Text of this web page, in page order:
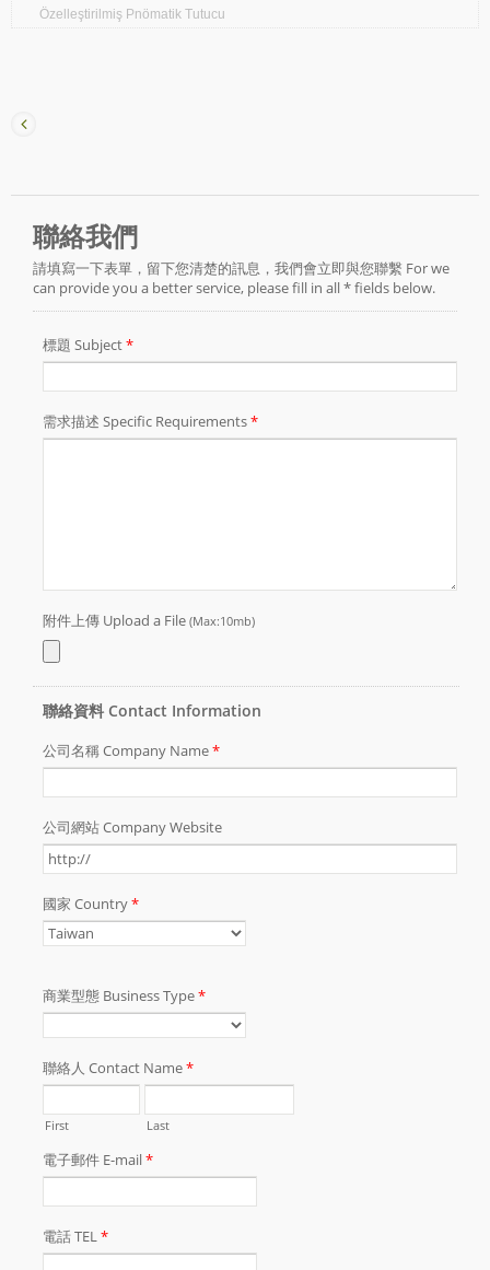
Z22). Tüm SEALS bıçakları, dayanıklılık ve uzun
Standart dışı bileşenlerin sabitlenmesi ve işlenmesi
Özelleştirilmiş Pnömatik Tutucu